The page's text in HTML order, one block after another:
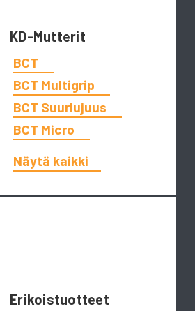
KD-Mutterit
BCT
BCT Multigrip
BCT Suurlujuus
BCT Micro
Näytä kaikki
Erikoistuotteet